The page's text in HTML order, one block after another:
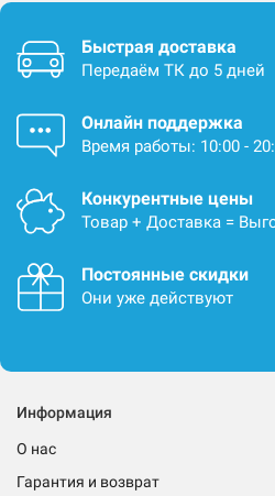
Быстрая доставка
Передаём ТК до 5 дней
Онлайн поддержка
Время работы: 10:00 -
Конкурентные цены
Товар + Доставка =
Постоянные скидки
Они уже действуют
Информация
О нас
Гарантия и возврат